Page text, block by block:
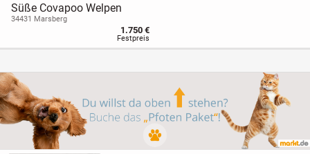
Süße Covapoo Welpen
34431 Marsberg
1.750 €
Festpreis